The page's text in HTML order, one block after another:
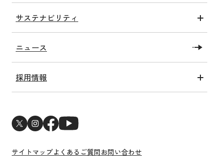
サイトマップよくあるご質問お問い合わせ
健康アクト
子ども未来アクト
障がい福祉アクト
グループ情報
沿革
私たちの施設
社会福祉法人洛和福祉会
サステナビリティ
トップコミットメント
SDGsへの取り組み
洛和会健康経営宣言
ESGへの取り組み
ニュース
採用情報
新卒採用
医師・研修医採用